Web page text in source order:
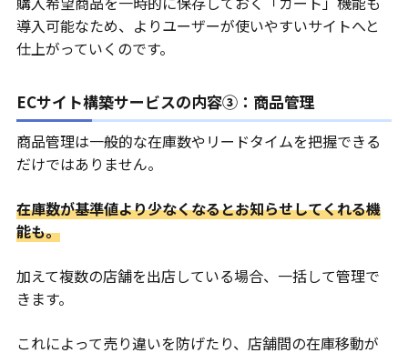
導入可能なため、よりユーザーが使いやすいサイトへと
仕上がっていくのです。
ECサイト構築サービスの内容③：商品管理
商品管理は一般的な在庫数やリードタイムを把握できる
だけではありません。
在庫数が基準値より少なくなるとお知らせしてくれる機
能も。
加えて複数の店舗を出店している場合、一括して管理で
きます。
これによって売り違いを防げたり、店舗間の在庫移動が